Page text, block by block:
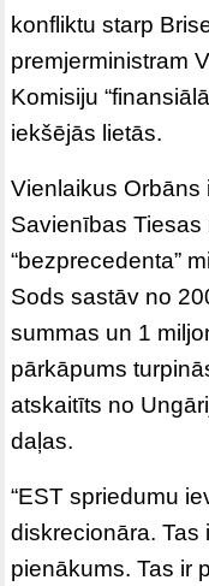
konfliktu starp
premjerministram
Komisiju
iekšējās lietās.
Vienlaikus Orbāns
Savienības
“bezprecedenta”
Sods sastāv no
summas un 1
pārkāpums
atskaitīts no
daļas.
“EST spriedumu
diskrecionāra. Tas
pienākums. Tas ir